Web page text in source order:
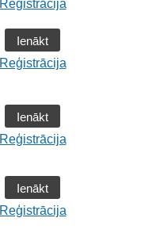
Reģistrācija
Ienākt
Reģistrācija
Ienākt
Reģistrācija
Ienākt
Reģistrācija